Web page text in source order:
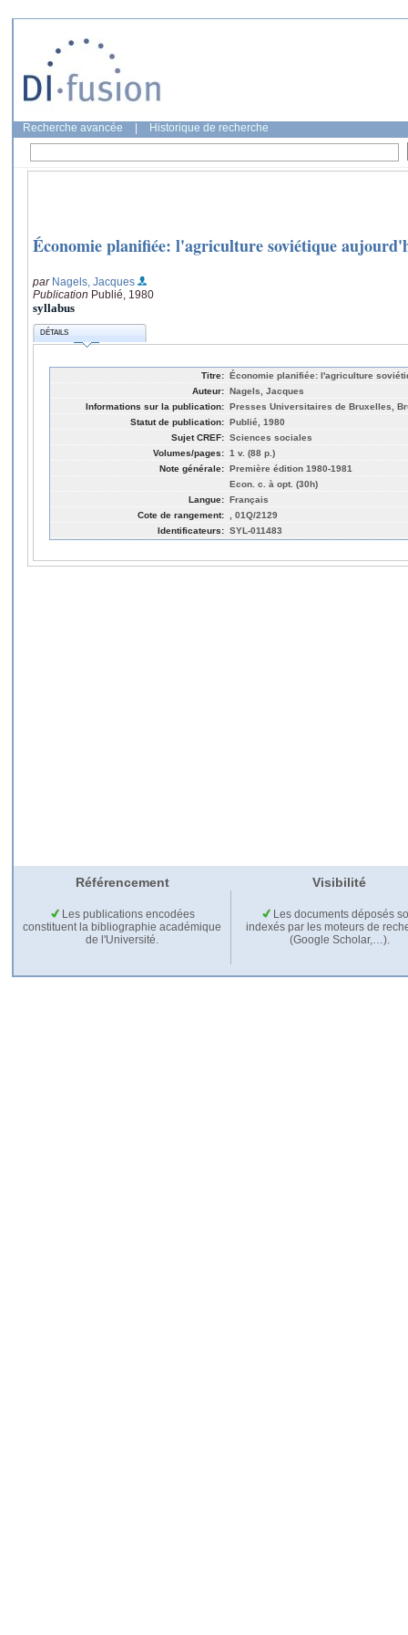
Recherche avancée Historique de recherche
Économie planifiée: l'agriculture soviétique
par Nagels, Jacques
Publication Publié, 1980
syllabus
DÉTAILS
Titre: Économie planifiée: l'agriculture
Auteur: Nagels, Jacques
Informations sur la publication: Presses Universitaires de Bruxelles,
Statut de publication: Publié, 1980
Sujet CREF: Sciences sociales
Volumes/pages: 1 v. (88 p.)
Note générale: Première édition 1980-1981
Econ. c. à opt. (30h)
Langue: Français
Cote de rangement:
, 01Q/2129
Identificateurs: SYL-011483
Référencement Visibilité
Les publications encodées
constituent la bibliographie académique
de l'Université.
Les documents déposés
indexés par les moteurs de
(Google Scholar,…).